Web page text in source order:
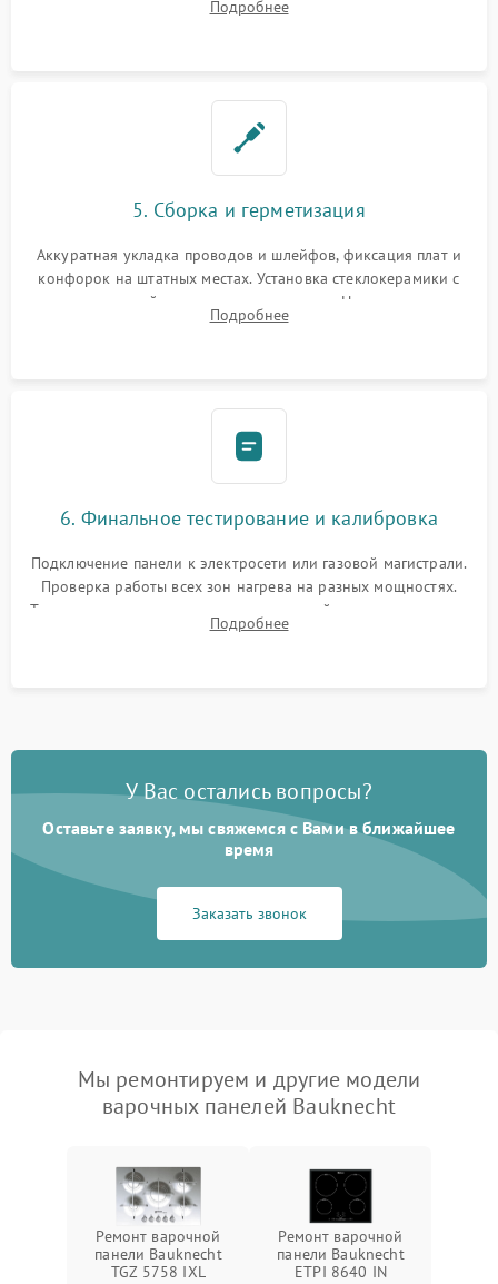
дорожек. Очистка контактов и замена поврежденной
Подробнее
5. Сборка и герметизация
Аккуратная укладка проводов и шлейфов, фиксация плат и
конфорок на штатных местах. Установка стеклокерамики с
проверкой равномерности зазоров. Нанесение
термостойкого герметика или укладка уплотнительной
Подробнее
6. Финальное тестирование и калибровка
Подключение панели к электросети или газовой магистрали.
Проверка работы всех зон нагрева на разных мощностях.
Тестирование сенсорного управления, таймера, индикаторов
остаточного тепла и систем защиты от перегрева.
Подробнее
У Вас остались вопросы?
Оставьте заявку, мы свяжемся с Вами в ближайшее
время
Заказать звонок
Мы ремонтируем и другие модели
варочных панелей Bauknecht
Ремонт варочной
панели Bauknecht
TGZ 5758 IXL
Ремонт варочной
панели Bauknecht
ETPI 8640 IN